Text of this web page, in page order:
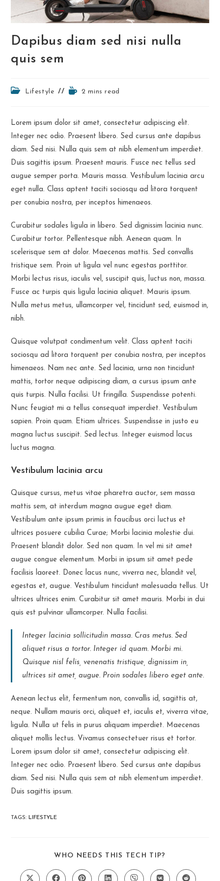
Dapibus diam sed nisi nulla
quis sem
PostLifestyle
Reading2 mins read
Lorem ipsum dolor sit amet, consectetur adipiscing elit.
Integer nec odio. Praesent libero. Sed cursus ante dapibus
diam. Sed nisi. Nulla quis sem at nibh elementum imperdiet.
Duis sagittis ipsum. Praesent mauris. Fusce nec tellus sed
augue semper porta. Mauris massa. Vestibulum lacinia arcu
eget nulla. Class aptent taciti sociosqu ad litora torquent
per conubia nostra, per inceptos himenaeos.
Curabitur sodales ligula in libero. Sed dignissim lacinia nunc.
Curabitur tortor. Pellentesque nibh. Aenean quam. In
scelerisque sem at dolor. Maecenas mattis. Sed convallis
tristique sem. Proin ut ligula vel nunc egestas porttitor.
Morbi lectus risus, iaculis vel, suscipit quis, luctus non, massa.
Fusce ac turpis quis ligula lacinia aliquet. Mauris ipsum.
Nulla metus metus, ullamcorper vel, tincidunt sed, euismod in,
nibh.
Quisque volutpat condimentum velit. Class aptent taciti
sociosqu ad litora torquent per conubia nostra, per inceptos
himenaeos. Nam nec ante. Sed lacinia, urna non tincidunt
mattis, tortor neque adipiscing diam, a cursus ipsum ante
quis turpis. Nulla facilisi. Ut fringilla. Suspendisse potenti.
Nunc feugiat mi a tellus consequat imperdiet. Vestibulum
sapien. Proin quam. Etiam ultrices. Suspendisse in justo eu
magna luctus suscipit. Sed lectus. Integer euismod lacus
luctus magna.
Vestibulum lacinia arcu
Quisque cursus, metus vitae pharetra auctor, sem massa
mattis sem, at interdum magna augue eget diam.
Vestibulum ante ipsum primis in faucibus orci luctus et
ultrices posuere cubilia Curae; Morbi lacinia molestie dui.
Praesent blandit dolor. Sed non quam. In vel mi sit amet
augue congue elementum. Morbi in ipsum sit amet pede
facilisis laoreet. Donec lacus nunc, viverra nec, blandit vel,
egestas et, augue. Vestibulum tincidunt malesuada tellus. Ut
ultrices ultrices enim. Curabitur sit amet mauris. Morbi in dui
quis est pulvinar ullamcorper. Nulla facilisi.
Integer lacinia sollicitudin massa. Cras metus. Sed
aliquet risus a tortor. Integer id quam. Morbi mi.
Quisque nisl felis, venenatis tristique, dignissim in,
ultrices sit amet, augue. Proin sodales libero eget ante.
Aenean lectus elit, fermentum non, convallis id, sagittis at,
neque. Nullam mauris orci, aliquet et, iaculis et, viverra vitae,
ligula. Nulla ut felis in purus aliquam imperdiet. Maecenas
aliquet mollis lectus. Vivamus consectetuer risus et tortor.
Lorem ipsum dolor sit amet, consectetur adipiscing elit.
Integer nec odio. Praesent libero. Sed cursus ante dapibus
diam. Sed nisi. Nulla quis sem at nibh elementum imperdiet.
Duis sagittis ipsum.
TAGS: LIFESTYLE
WHO NEEDS THIS TECH TIP?
CONTENT